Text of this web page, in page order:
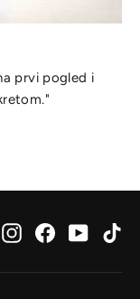
prvi pogled i
InstagramFacebook